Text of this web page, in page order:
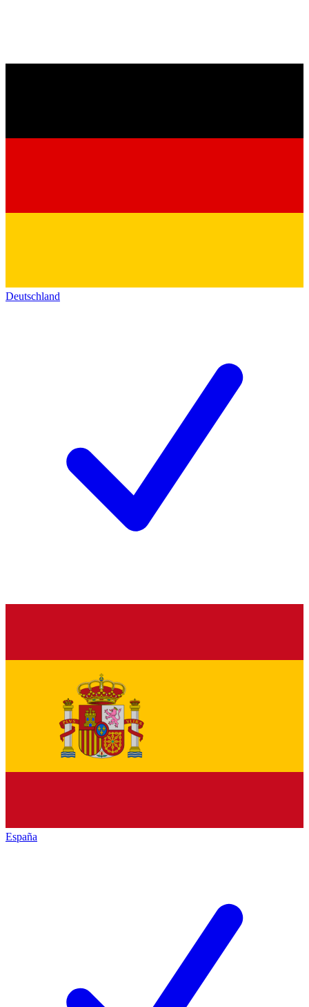
Deutschland
España